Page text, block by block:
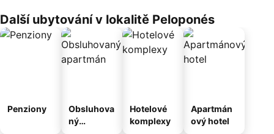
Další ubytování v lokalitě Peloponés
Penziony
Obsluhova
ný
Hotelové
komplexy
Apartmán
ový hotel